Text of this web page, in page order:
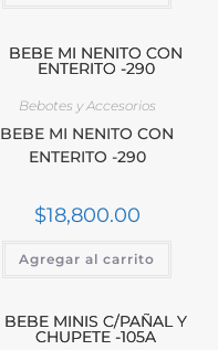
Bebotes y Accesorios
BEBE MI NENITO CON
ENTERITO -290
$18,800.00
Agregar al carrito